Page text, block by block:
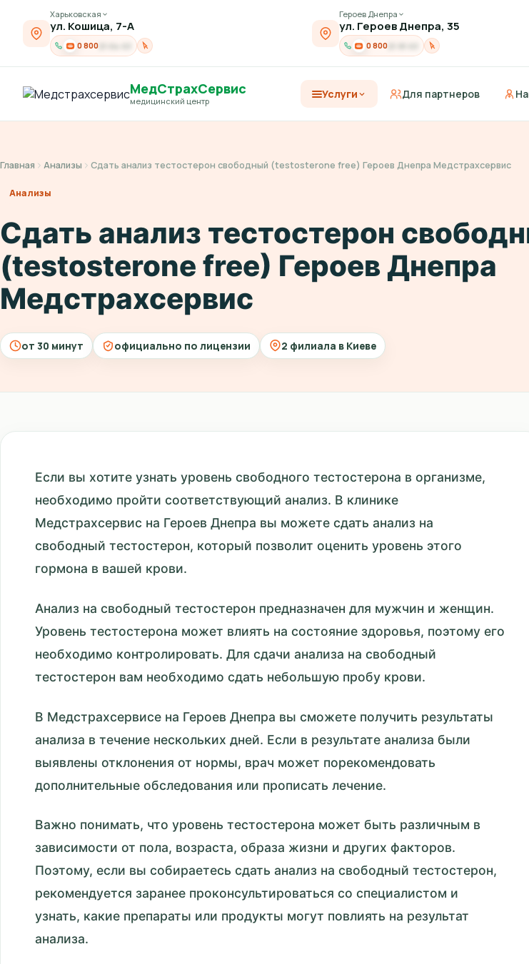
Харьковская
ул. Кошица, 7-А
0 800
Героев Днепра
ул. Героев Днепра, 35
0 80021-91-03
МедСтрахСервис
медицинский центр
Услуги Для партнеров
Главная Анализы Сдать анализ тестостерон свободный (testosterone free) Героев Днепра Медстрахсервис
Анализы
Сдать анализ тестостерон
(testosterone free) Героев Днепра
Медстрахсервис
от 30 минут официально по лицензии 2 филиала в Киеве
Если вы хотите узнать уровень свободного тестостерона в организме,
необходимо пройти соответствующий анализ. В клинике
Медстрахсервис на Героев Днепра вы можете сдать анализ на
свободный тестостерон, который позволит оценить уровень этого
гормона в вашей крови.
Анализ на свободный тестостерон предназначен для мужчин и женщин.
Уровень тестостерона может влиять на состояние здоровья, поэтому его
необходимо контролировать. Для сдачи анализа на свободный
тестостерон вам необходимо сдать небольшую пробу крови.
В Медстрахсервисе на Героев Днепра вы сможете получить результаты
анализа в течение нескольких дней. Если в результате анализа были
выявлены отклонения от нормы, врач может порекомендовать
дополнительные обследования или прописать лечение.
Важно понимать, что уровень тестостерона может быть различным в
зависимости от пола, возраста, образа жизни и других факторов.
Поэтому, если вы собираетесь сдать анализ на свободный тестостерон,
рекомендуется заранее проконсультироваться со специалистом и
узнать, какие препараты или продукты могут повлиять на результат
анализа.